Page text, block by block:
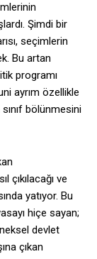
Şimdi bir
seçimlerin
Bu artan
programı
ayrım özellikle
sınıf bölünmesini
çıkılacağı ve
yatıyor. Bu
hiçe sayan;
devlet
çıkan